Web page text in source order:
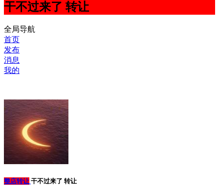
干不过来了 转让
全局导航
首页
发布
消息
我的
整店转让 干不过来了 转让